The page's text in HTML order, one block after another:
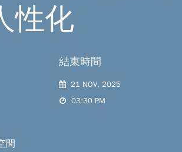
性化
結束時間
21 NOV, 2025
03:30 PM
間